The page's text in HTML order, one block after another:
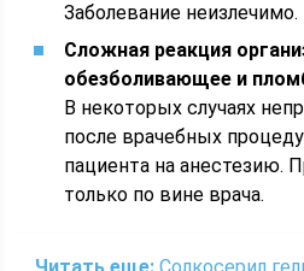
Заболевание неизлечимо.
Сложная реакция
обезболивающее и
В некоторых случаях
после врачебных
пациента на анестезию.
только по вине врача.